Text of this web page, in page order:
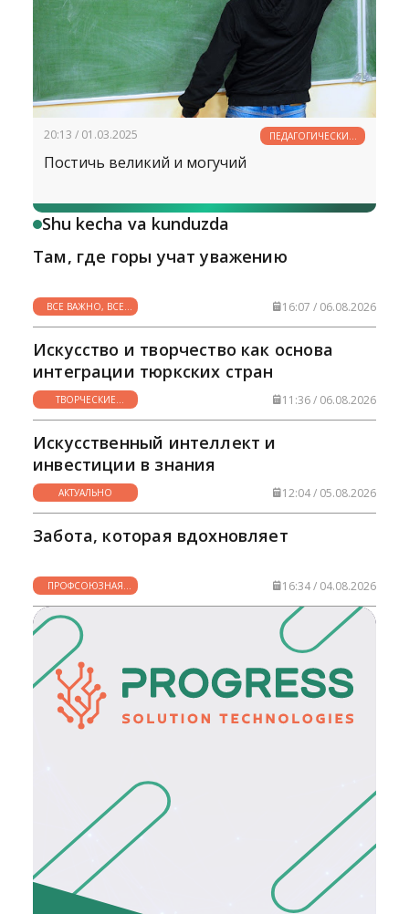
20:13 / 01.03.2025
ПЕДАГОГИЧЕСКИЙ
ПОИСК
Постичь великий и могучий
Shu kecha va kunduzda
Там, где горы учат уважению
ВСЕ ВАЖНО, ВСЕ
НУЖНО
16:07 / 06.08.2026
Искусство и творчество как основа
интеграции тюркских стран
ТВОРЧЕСКИЕ
ГОРИЗОНТЫ
11:36 / 06.08.2026
Искусственный интеллект и
инвестиции в знания
АКТУАЛЬНО 12:04 / 05.08.2026
Забота, которая вдохновляет
ПРОФСОЮЗНАЯ
ЖИЗНЬ
16:34 / 04.08.2026